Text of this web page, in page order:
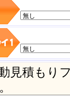
見積もり